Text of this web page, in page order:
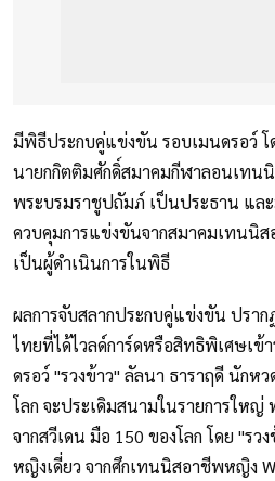
มีพิธีประกบคู่แข่งขัน รอบเมนดรอว์
นายกกิตติมศักดิ์สมาคมกีฬาลอนเทน
พระบรมราชูปถัมภ์ เป็นประธาน แล
ควบคุมการแข่งขันจากสมาคมเทนนิ
เป็นผู้ดำเนินการในพิธี
ผลการจับสลากประกบคู่แข่งขัน ปรา
ไทยที่ได้ไวลด์การ์ดหรือสิทธิพิเศษเข้
ดรอว์ "รวงข้าว" ลัลนา ธาราฤดี นักห
โลก จะประเดิมสนามในรายการให
จากสวีเดน มือ 150 ของโลก โดย "ร
หญิงเดี่ยว จากศึกเทนนิสอาชีพหญิง